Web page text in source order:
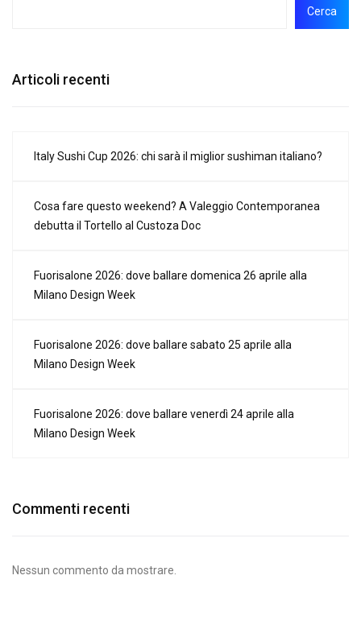
Cerca
Articoli recenti
Italy Sushi Cup 2026: chi sarà il miglior sushiman italiano?
Cosa fare questo weekend? A Valeggio Contemporanea
debutta il Tortello al Custoza Doc
Fuorisalone 2026: dove ballare domenica 26 aprile alla
Milano Design Week
Fuorisalone 2026: dove ballare sabato 25 aprile alla
Milano Design Week
Fuorisalone 2026: dove ballare venerdì 24 aprile alla
Milano Design Week
Commenti recenti
Nessun commento da mostrare.